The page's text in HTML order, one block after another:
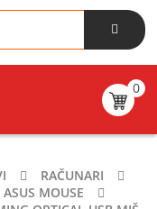
0
RAČUNARI
ASUS MOUSE